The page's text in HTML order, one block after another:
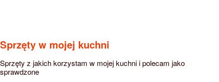
Sprzęty w mojej kuchni
Sprzęty z jakich korzystam w mojej kuchni i polecam jako
sprawdzone